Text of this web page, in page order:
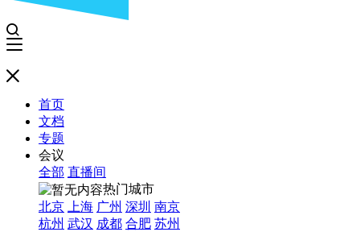
首页
文档
专题
会议
全部 直播间
热门城市
北京
上海 广州 深圳 南京
杭州 武汉 成都 合肥 苏州